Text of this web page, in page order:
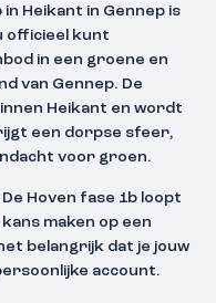
in Heikant in Gennep is
officieel kunt
in een groene en
van Gennep. De
Heikant en wordt
een dorpse sfeer,
voor groen.
Hoven fase 1b loopt
kans maken op een
belangrijk dat je jouw
account.